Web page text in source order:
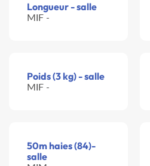
Longueur - salle
MIF -
Poids (3 kg) - salle
MIF -
50m haies (84)-
salle